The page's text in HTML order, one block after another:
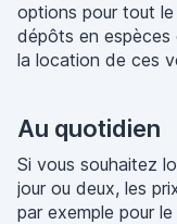
options pour tout
dépôts en
la location de ces
Au quotidien
Si vous souhaitez
jour ou deux, les
par exemple pour